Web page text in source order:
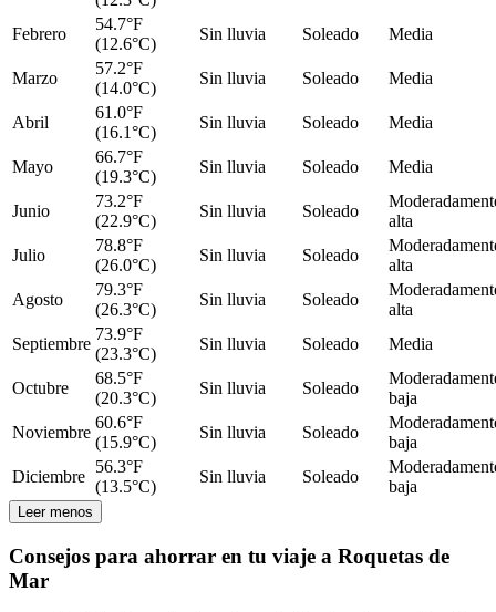
Febrero
54.7°F
(12.6°C)
Sin lluvia Soleado Media
Marzo
57.2°F
(14.0°C)
Sin lluvia Soleado Media
Abril
61.0°F
(16.1°C)
Sin lluvia Soleado Media
Mayo
66.7°F
(19.3°C)
Sin lluvia Soleado Media
Junio
73.2°F
(22.9°C)
Sin lluvia Soleado
alta
Julio
78.8°F
(26.0°C)
Sin lluvia Soleado
alta
Agosto
79.3°F
(26.3°C)
Sin lluvia Soleado
alta
Septiembre
73.9°F
(23.3°C)
Sin lluvia Soleado Media
Octubre
68.5°F
(20.3°C)
Sin lluvia Soleado
baja
Noviembre
60.6°F
(15.9°C)
Sin lluvia Soleado
baja
Diciembre
56.3°F
(13.5°C)
Sin lluvia Soleado
baja
Leer menos
Consejos para ahorrar en tu viaje a Roquetas de
Mar